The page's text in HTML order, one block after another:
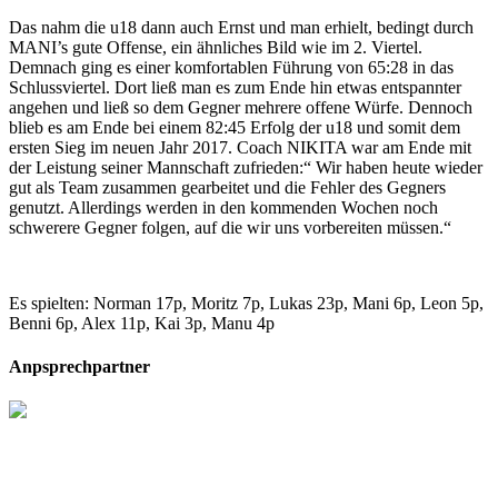
Das nahm die u18 dann auch Ernst und man erhielt, bedingt durch
MANI’s gute Offense, ein ähnliches Bild wie im 2. Viertel.
Demnach ging es einer komfortablen Führung von 65:28 in das
Schlussviertel. Dort ließ man es zum Ende hin etwas entspannter
angehen und ließ so dem Gegner mehrere offene Würfe. Dennoch
blieb es am Ende bei einem 82:45 Erfolg der u18 und somit dem
ersten Sieg im neuen Jahr 2017. Coach NIKITA war am Ende mit
der Leistung seiner Mannschaft zufrieden:“ Wir haben heute wieder
gut als Team zusammen gearbeitet und die Fehler des Gegners
genutzt. Allerdings werden in den kommenden Wochen noch
schwerere Gegner folgen, auf die wir uns vorbereiten müssen.“
Es spielten: Norman 17p, Moritz 7p, Lukas 23p, Mani 6p, Leon 5p,
Benni 6p, Alex 11p, Kai 3p, Manu 4p
Anpsprechpartner